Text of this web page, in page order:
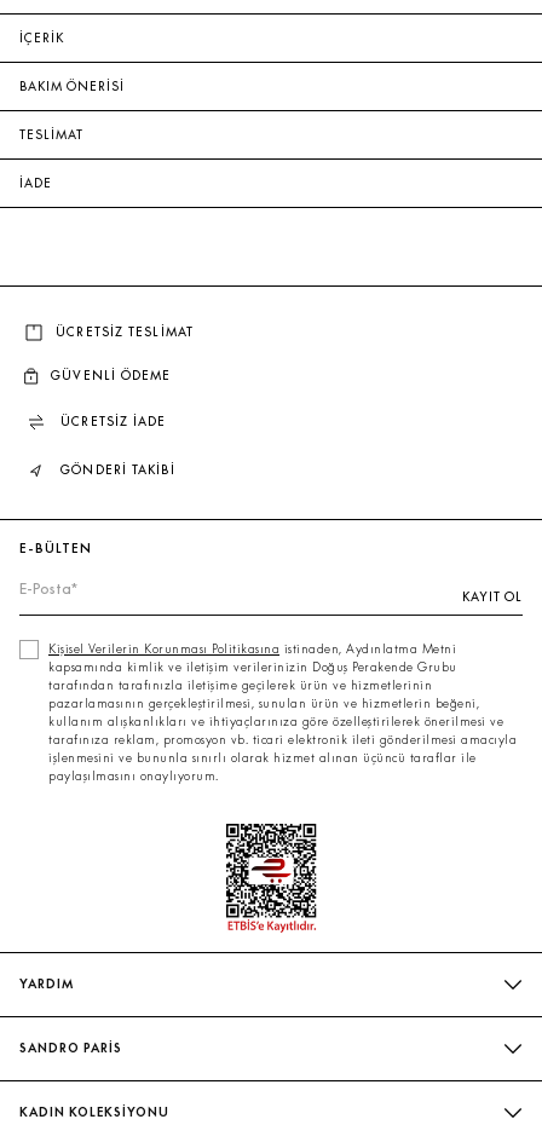
İÇERİK
BAKIM ÖNERİSİ
TESLİMAT
İADE
ÜCRETSİZ TESLİMAT
GÜVENLİ ÖDEME
ÜCRETSİZ İADE
GÖNDERİ TAKİBİ
E-BÜLTEN
KAYIT OL
Kişisel Verilerin Korunması Politikasına istinaden, Aydınlatma Metni
kapsamında kimlik ve iletişim verilerinizin Doğuş Perakende Grubu
tarafından tarafınızla iletişime geçilerek ürün ve hizmetlerinin
pazarlamasının gerçekleştirilmesi, sunulan ürün ve hizmetlerin beğeni,
kullanım alışkanlıkları ve ihtiyaçlarınıza göre özelleştirilerek önerilmesi ve
tarafınıza reklam, promosyon vb. ticari elektronik ileti gönderilmesi amacıyla
işlenmesini ve bununla sınırlı olarak hizmet alınan üçüncü taraflar ile
paylaşılmasını onaylıyorum.
YARDIM
SANDRO PARİS
KADIN KOLEKSİYONU